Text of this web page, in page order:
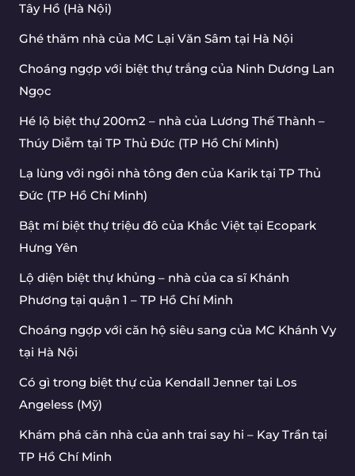
Tây Hồ (Hà Nội)
Ghé thăm nhà của MC Lại Văn Sâm tại Hà Nội
Choáng ngợp với biệt thự trắng của Ninh Dương Lan
Ngọc
Hé lộ biệt thự 200m2 – nhà của Lương Thế Thành –
Thúy Diễm tại TP Thủ Đức (TP Hồ Chí Minh)
Lạ lùng với ngôi nhà tông đen của Karik tại TP Thủ
Đức (TP Hồ Chí Minh)
Bật mí biệt thự triệu đô của Khắc Việt tại Ecopark
Hưng Yên
Lộ diện biệt thự khủng – nhà của ca sĩ Khánh
Phương tại quận 1 – TP Hồ Chí Minh
Choáng ngợp với căn hộ siêu sang của MC Khánh Vy
tại Hà Nội
Có gì trong biệt thự của Kendall Jenner tại Los
Angeless (Mỹ)
Khám phá căn nhà của anh trai say hi – Kay Trần tại
TP Hồ Chí Minh